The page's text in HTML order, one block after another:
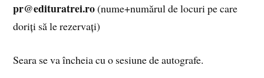
pr@edituratrei.ro(nume+numărul de locuri pe care
doriți să le rezervați)
Seara se va încheia cu o sesiune de autografe.